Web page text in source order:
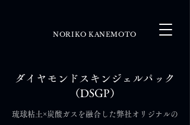
NORIKO KANEMOTO
ダイヤモンドスキンジェルパック
（DSGP）
琉球粘土×炭酸ガスを融合した弊社オリジナルの